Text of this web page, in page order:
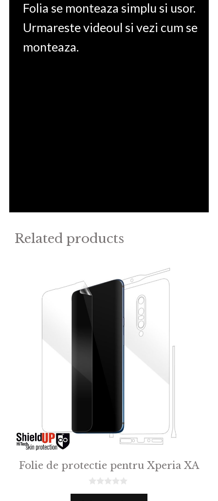
Folia se monteaza simplu si usor.
Urmareste videoul si vezi cum se
monteaza.
Related products
Folie de protectie pentru Xperia XA
0